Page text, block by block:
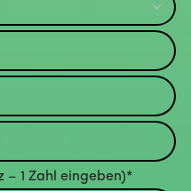
– 1 Zahl eingeben)*